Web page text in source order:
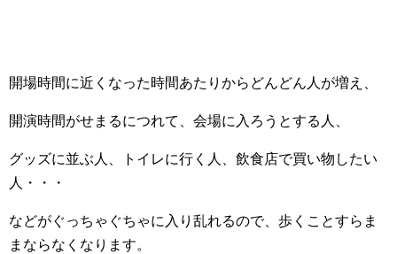
開場時間に近くなった時間あたりからどんどん人が増え、
開演時間がせまるにつれて、会場に入ろうとする人、
グッズに並ぶ人、トイレに行く人、飲食店で買い物したい
人・・・
などがぐっちゃぐちゃに入り乱れるので、歩くことすらま
まならなくなります。